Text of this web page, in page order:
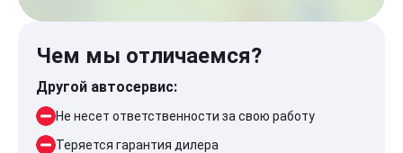
Чем мы отличаемся?
Другой автосервис:
Не несет ответственности за свою работу
Теряется гарантия дилера